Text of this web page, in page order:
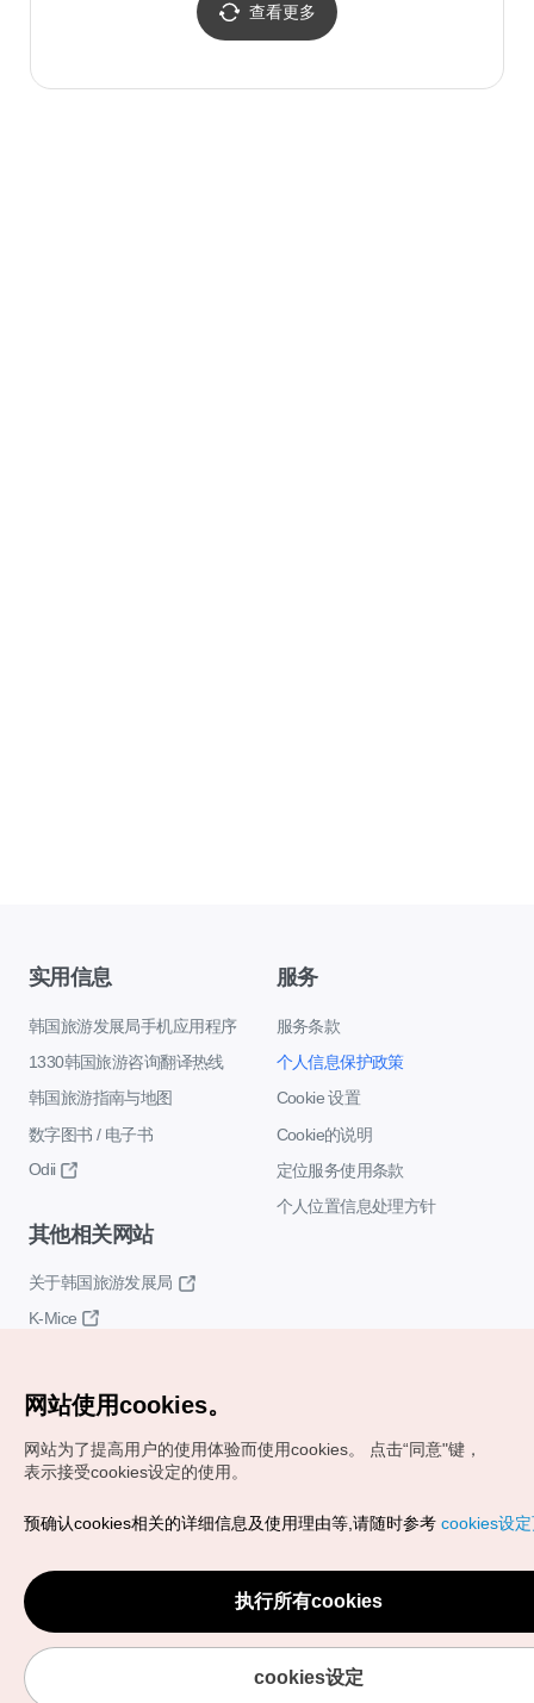
查看更多
实用信息
韩国旅游发展局手机应用程序
1330韩国旅游咨询翻译热线
韩国旅游指南与地图
数字图书 / 电子书
Odii
服务
服务条款
个人信息保护政策
Cookie 设置
Cookie的说明
定位服务使用条款
个人位置信息处理方针
其他相关网站
关于韩国旅游发展局
K-Mice
Copyrights (c) 韩国旅游发展局版权所有
VISITKOREA官方邮箱
chnsim@knto.or.kr
网站使用cookies。
网站为了提高用户的使用体验而使用cookies。
点击“同意"键，
表示接受cookies设定的使用。
预确认cookies相关的详细信息及使用理由等,请随时参考 cookies设
执行所有cookies
cookies设定